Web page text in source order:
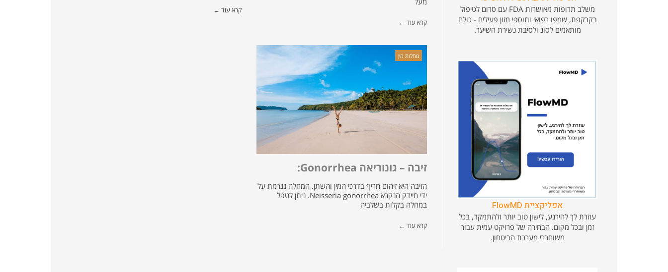
קרא עוד ←
קרא עוד ←
מחלות מין
זיבה – גונוריאה Gonorrhea:
הזיבה היא זיהום חריף בדרכי המין והשתן. המחלה נגרמת על
ידי חיידק הנקרא Neisseria gonorrhea. ניתן לטפל
במחלה בקלות בשלביה
קרא עוד ←
משלב תרופות מאושרות FDA עם סרום לטיפול
בקרקפת, שמפו רפואי ותוספי מזון פעילים - כולם
מותאמים לסוג ולסיבת נשירת השיער.
אפליקציית FlowMD
עוזרת לך להירגע, לישון טוב יותר ולהתמקד, בכל
זמן ובכל מקום. הבחירה של פרויקט עמית עבור
משוחררי מערכת הביטחון.